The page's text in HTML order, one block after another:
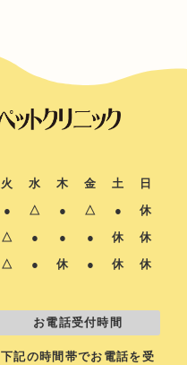
火 水 木 金 土
日
● △ ● △ ●
休
△ ● ● ● 休
休
△ ● 休 ● 休 休
お電話受付時間
下記の時間帯でお電話を受